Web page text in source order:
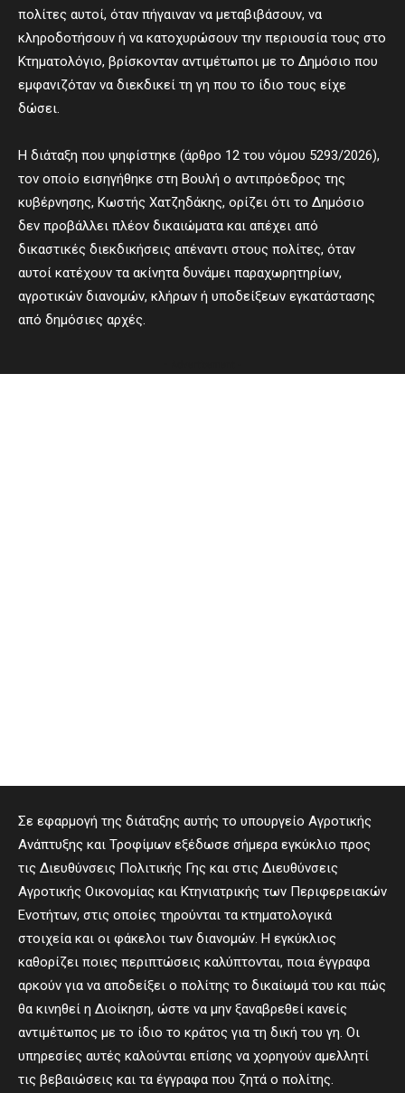
πολίτες αυτοί, όταν πήγαιναν να μεταβιβάσουν, να
κληροδοτήσουν ή να κατοχυρώσουν την περιουσία τους στο
Κτηματολόγιο, βρίσκονταν αντιμέτωποι με το Δημόσιο που
εμφανιζόταν να διεκδικεί τη γη που το ίδιο τους είχε
δώσει.
Η διάταξη που ψηφίστηκε (άρθρο 12 του νόμου 5293/2026),
τον οποίο εισηγήθηκε στη Βουλή ο αντιπρόεδρος της
κυβέρνησης, Κωστής Χατζηδάκης, ορίζει ότι το Δημόσιο
δεν προβάλλει πλέον δικαιώματα και απέχει από
δικαστικές διεκδικήσεις απέναντι στους πολίτες, όταν
αυτοί κατέχουν τα ακίνητα δυνάμει παραχωρητηρίων,
αγροτικών διανομών, κλήρων ή υποδείξεων εγκατάστασης
από δημόσιες αρχές.
Σε εφαρμογή της διάταξης αυτής το υπουργείο Αγροτικής
Ανάπτυξης και Τροφίμων εξέδωσε σήμερα εγκύκλιο προς
τις Διευθύνσεις Πολιτικής Γης και στις Διευθύνσεις
Αγροτικής Οικονομίας και Κτηνιατρικής των Περιφερειακών
Ενοτήτων, στις οποίες τηρούνται τα κτηματολογικά
στοιχεία και οι φάκελοι των διανομών. Η εγκύκλιος
καθορίζει ποιες περιπτώσεις καλύπτονται, ποια έγγραφα
αρκούν για να αποδείξει ο πολίτης το δικαίωμά του και πώς
θα κινηθεί η Διοίκηση, ώστε να μην ξαναβρεθεί κανείς
αντιμέτωπος με το ίδιο το κράτος για τη δική του γη. Οι
υπηρεσίες αυτές καλούνται επίσης να χορηγούν αμελλητί
τις βεβαιώσεις και τα έγγραφα που ζητά ο πολίτης.